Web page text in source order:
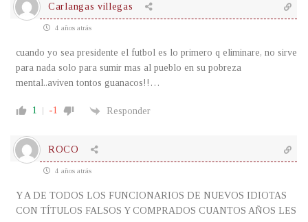
Carlangas villegas
4 años atrás
cuando yo sea presidente el futbol es lo primero q eliminare, no sirve
para nada solo para sumir mas al pueblo en su pobreza
mental..aviven tontos guanacos!!…
1 -1 Responder
ROCO
4 años atrás
Y A DE TODOS LOS FUNCIONARIOS DE NUEVOS IDIOTAS
CON TÍTULOS FALSOS Y COMPRADOS CUANTOS AÑOS LES